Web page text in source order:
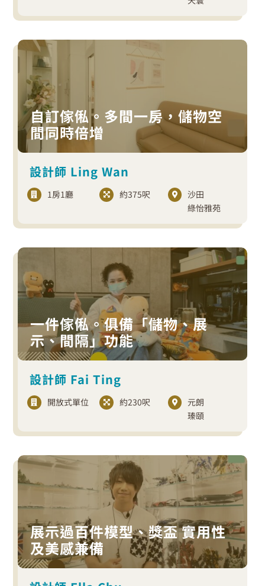
自訂傢俬。多間一房，儲物空
間同時倍增
設計師 Ling Wan
1房1廳 約375呎
沙田
綠怡雅苑
一件傢俬。俱備「儲物、展
示、間隔」功能
設計師 Fai Ting
開放式單位 約230呎
元朗
瑧頤
展示過百件模型、獎盃 實用性
及美感兼備